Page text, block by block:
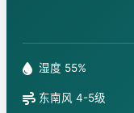
湿度 55%
东南风 4-5级